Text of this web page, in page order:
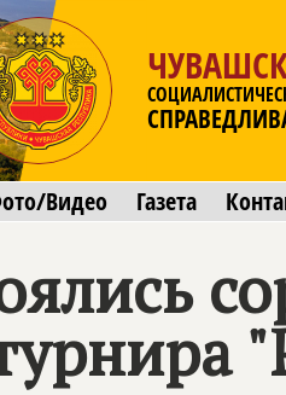
Видео Газета